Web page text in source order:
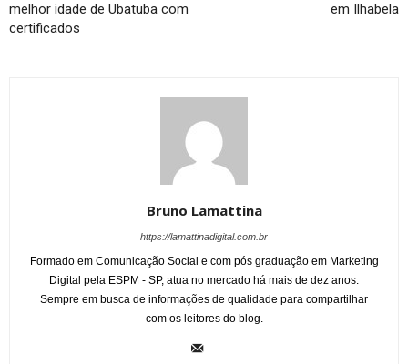
melhor idade de Ubatuba com
certificados
em Ilhabela
Bruno Lamattina
https://lamattinadigital.com.br
Formado em Comunicação Social e com pós graduação em Marketing
Digital pela ESPM - SP, atua no mercado há mais de dez anos.
Sempre em busca de informações de qualidade para compartilhar
com os leitores do blog.